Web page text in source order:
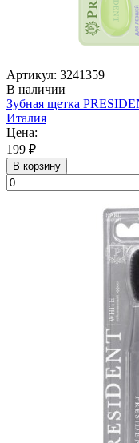
Артикул: 3241359
В наличии
Зубная щетка
Италия
Цена:
199 ₽
В корзину